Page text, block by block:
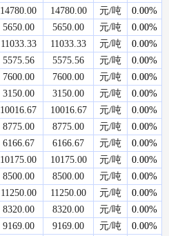
14780.00 14780.00 元/吨
0.00%
5650.00 5650.00 元/吨
0.00%
11033.33 11033.33 元/吨
0.00%
5575.56 5575.56 元/吨
0.00%
7600.00 7600.00 元/吨
0.00%
3150.00 3150.00 元/吨
0.00%
10016.67 10016.67 元/吨
0.00%
8775.00 8775.00 元/吨
0.00%
6166.67 6166.67 元/吨
0.00%
10175.00 10175.00 元/吨
0.00%
8500.00 8500.00 元/吨
0.00%
11250.00 11250.00 元/吨
0.00%
8320.00 8320.00 元/吨
0.00%
9169.00 9169.00 元/吨
0.00%